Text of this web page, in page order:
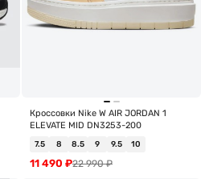
Кроссовки Nike W AIR JORDAN 1
ELEVATE MID DN3253-200
7.5 8 8.5 9 9.5 10
22 990₽
11 490 ₽